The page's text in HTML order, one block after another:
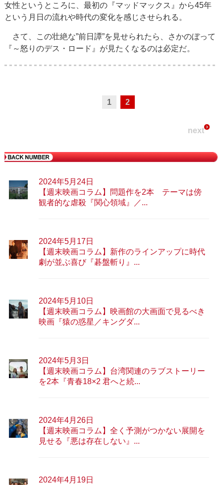
女性というところに、最初の『マッドマックス』から45年
という月日の流れや時代の変化を感じさせられる。
さて、この壮絶な”前日譚”を見せられたら、さかのぼって
『～怒りのデス・ロード』が見たくなるのは必定だ。
1 2
next
2024年5月24日
【週末映画コラム】問題作を2本 テーマは傍
観者的な虐殺『関心領域』／...
2024年5月17日
【週末映画コラム】新作のラインアップに時代
劇が並ぶ喜び『碁盤斬り』...
2024年5月10日
【週末映画コラム】映画館の大画面で見るべき
映画『猿の惑星／キングダ...
2024年5月3日
【週末映画コラム】台湾関連のラブストーリー
を2本『青春18×2 君へと続...
2024年4月26日
【週末映画コラム】全く予測がつかない展開を
見せる『悪は存在しない』...
2024年4月19日